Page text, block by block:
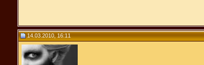
14.03.2010, 16:11